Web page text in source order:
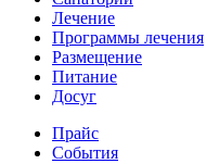
Лечение
Программы лечения
Размещение
Питание
Досуг
Прайс
События